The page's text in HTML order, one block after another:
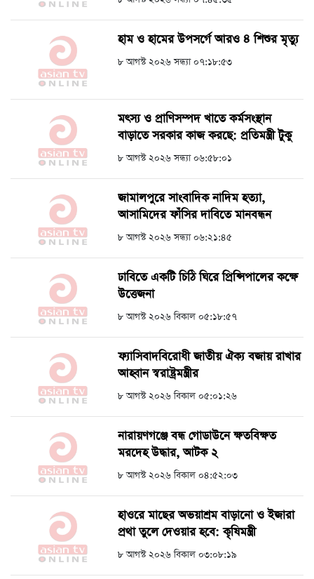
হাম ও হামের উপসর্গে আরও ৪ শিশুর মৃত্যু
৮ আগস্ট ২০২৬ সন্ধ্যা ০৭:১৮:৫৩
মৎস্য ও প্রাণিসম্পদ খাতে কর্মসংস্থান
বাড়াতে সরকার কাজ করছে: প্রতিমন্ত্রী টুকু
৮ আগস্ট ২০২৬ সন্ধ্যা ০৬:৫৮:০১
জামালপুরে সাংবাদিক নাদিম হত্যা,
আসামিদের ফাঁসির দাবিতে মানবন্ধন
৮ আগস্ট ২০২৬ সন্ধ্যা ০৬:২১:৪৫
ঢাবিতে একটি চিঠি ঘিরে প্রিন্সিপালের কক্ষে
উত্তেজনা
৮ আগস্ট ২০২৬ বিকাল ০৫:১৮:৫৭
ফ্যাসিবাদবিরোধী জাতীয় ঐক্য বজায় রাখার
আহ্বান স্বরাষ্ট্রমন্ত্রীর
৮ আগস্ট ২০২৬ বিকাল ০৫:০১:২৬
নারায়ণগঞ্জে বন্ধ গোডাউনে ক্ষতবিক্ষত
মরদেহ উদ্ধার, আটক ২
৮ আগস্ট ২০২৬ বিকাল ০৪:৫২:০৩
হাওরে মাছের অভয়াশ্রম বাড়ানো ও ইজারা
প্রথা তুলে দেওয়ার হবে: কৃষিমন্ত্রী
৮ আগস্ট ২০২৬ বিকাল ০৩:০৮:১৯